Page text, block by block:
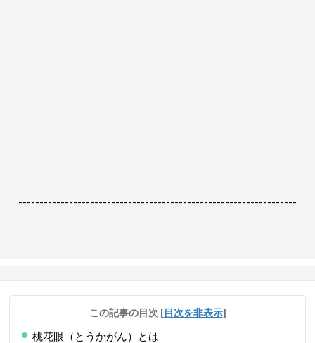
------------------------------------------------------------------
この記事の目次 [目次を非表示]
桃花眼（とうかがん）とは